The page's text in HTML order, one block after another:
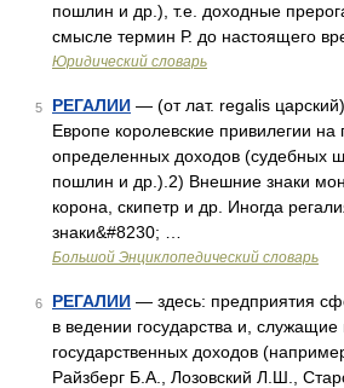
пошлин и др.), т.е. доходные
смысле термин Р. до настоящего
Юридический словарь
5 РЕГАЛИИ — (от лат. regalis
Европе королевские привилегии на
определенных доходов (судебных
пошлин и др.).2) Внешние знаки
корона, скипетр и др. Иногда
знаки&#8230; …
Большой Энциклопедический словарь
6 РЕГАЛИИ — здесь: предприятия
в ведении государства и, служащие
государственных доходов
Райзберг Б.А., Лозовский Л.Ш.,